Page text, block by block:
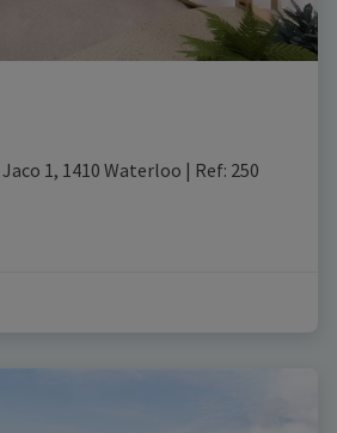
1, 1410 Waterloo | Ref: 250